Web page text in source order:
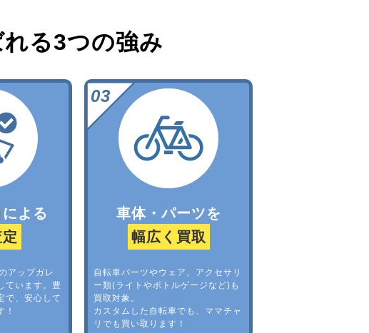
る3つの強み
よる
アップガレ
ています。豊
で、安心して
！
車体・パーツを
幅広く買取
自転車パーツやウェア、アクセサリ
ー類(ライトやボトルゲージなど)も
買取対象。
カスタムした自転車でも、ママチャ
リでも買い取ります！